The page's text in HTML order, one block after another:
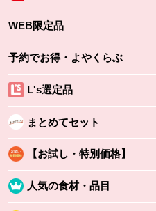
WEB限定品
予約でお得・よやくらぶ
L's選定品
まとめてセット
【お試し・特別価格】
人気の食材・品目